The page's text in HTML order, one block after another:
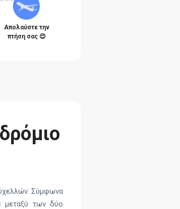
Απολαύστε την
πτήση σας 😊
Σύμφωνα
μεταξύ των δύο